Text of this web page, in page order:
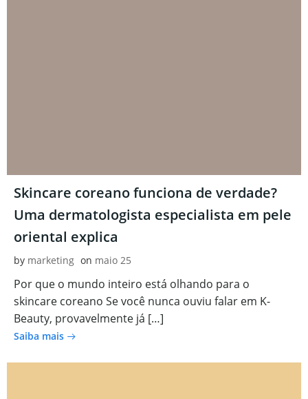
Skincare coreano funciona de verdade?
Uma dermatologista especialista em pele
oriental explica
by marketing on maio 25
Por que o mundo inteiro está olhando para o
skincare coreano Se você nunca ouviu falar em K-
Beauty, provavelmente já […]
Saiba mais